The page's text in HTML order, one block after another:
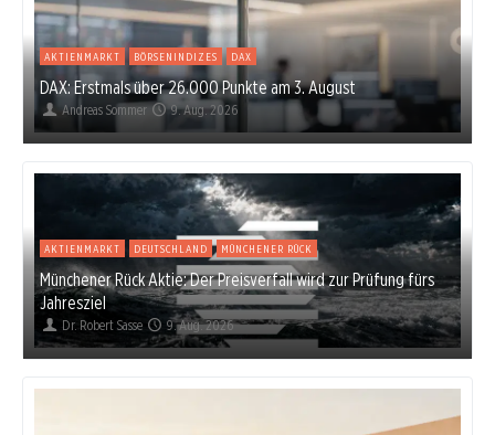
AKTIENMARKT BÖRSENINDIZES DAX
DAX: Erstmals über 26.000 Punkte am 3. August
Andreas Sommer 9. Aug. 2026
AKTIENMARKT DEUTSCHLAND MÜNCHENER RÜCK
Münchener Rück Aktie: Der Preisverfall wird zur Prüfung fürs
Jahresziel
Dr. Robert Sasse 9. Aug. 2026